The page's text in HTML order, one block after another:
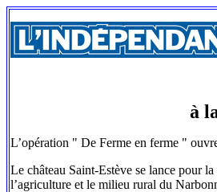
à
L’opération " De Ferme en ferme "
Le château Saint-Estève se lance pour
l’agriculture et le milieu rural du